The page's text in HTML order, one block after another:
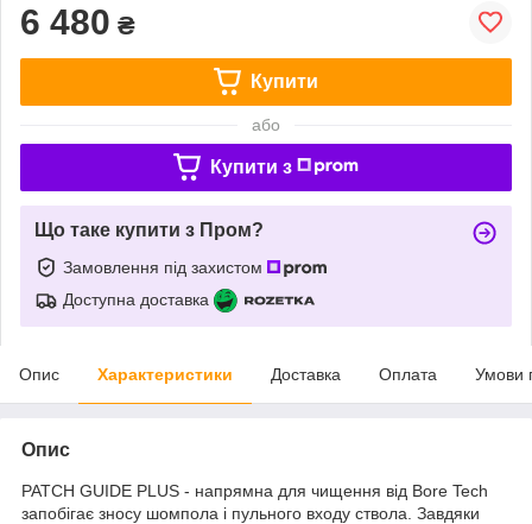
6 480 ₴
Купити
або
Купити з
Що таке купити з Пром?
Замовлення під захистом
Доступна доставка
Опис Характеристики Доставка Оплата Умови
Опис
PATCH GUIDE PLUS - напрямна для чищення від Bore Tech
запобігає зносу шомпола і пульного входу ствола. Завдяки